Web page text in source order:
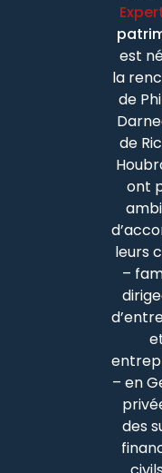
est
la
de
de
ont
leurs
–
– en
des